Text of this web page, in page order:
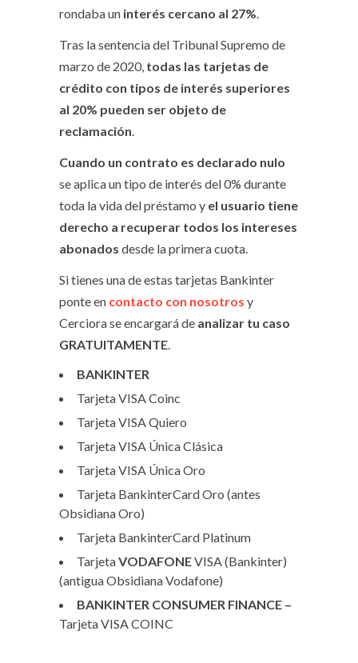
rondaba un interés cercano al 27%.
Tras la sentencia del Tribunal Supremo de
marzo de 2020, todas las tarjetas de
crédito con tipos de interés superiores
al 20% pueden ser objeto de
reclamación.
Cuando un contrato es declarado nulo
se aplica un tipo de interés del 0% durante
toda la vida del préstamo y el usuario tiene
derecho a recuperar todos los intereses
abonados desde la primera cuota.
Si tienes una de estas tarjetas Bankinter
ponte en contacto con nosotros y
Cerciora se encargará de analizar tu caso
GRATUITAMENTE.
BANKINTER
Tarjeta VISA Coinc
Tarjeta VISA Quiero
Tarjeta VISA Única Clásica
Tarjeta VISA Única Oro
Tarjeta BankinterCard Oro (antes
Obsidiana Oro)
Tarjeta BankinterCard Platinum
TarjetaVODAFONEVISA (Bankinter)
(antigua Obsidiana Vodafone)
BANKINTER CONSUMER FINANCE –
Tarjeta VISA COINC